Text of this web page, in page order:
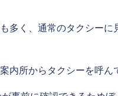
く、通常のタクシー
所からタクシーを呼ん